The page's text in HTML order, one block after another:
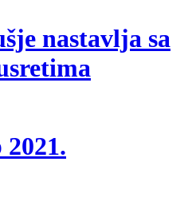
nastavlja sa